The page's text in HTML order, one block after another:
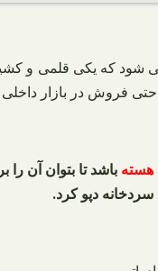
شود که یکی قلمی و
فروش در بازار داخلی
هسته باشد تا بتوان آن
دپو کرد.